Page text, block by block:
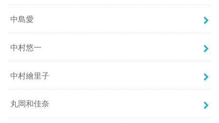
中島愛
中村悠一
中村繪里子
丸岡和佳奈